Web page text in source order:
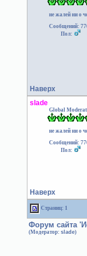
не жалей ни о
Сообщений:
Пол:
Наверх
slade
Global
не жалей ни о
Сообщений:
Пол:
Наверх
Страниц: 1
Форум сайта
(Модератор: slade)